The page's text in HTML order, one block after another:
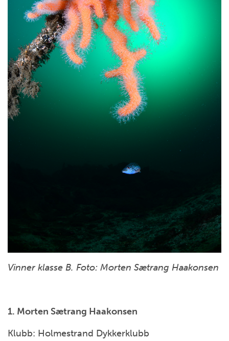
Vinner klasse B. Foto: Morten Sætrang Haakonsen
1. Morten Sætrang Haakonsen
Klubb: Holmestrand Dykkerklubb